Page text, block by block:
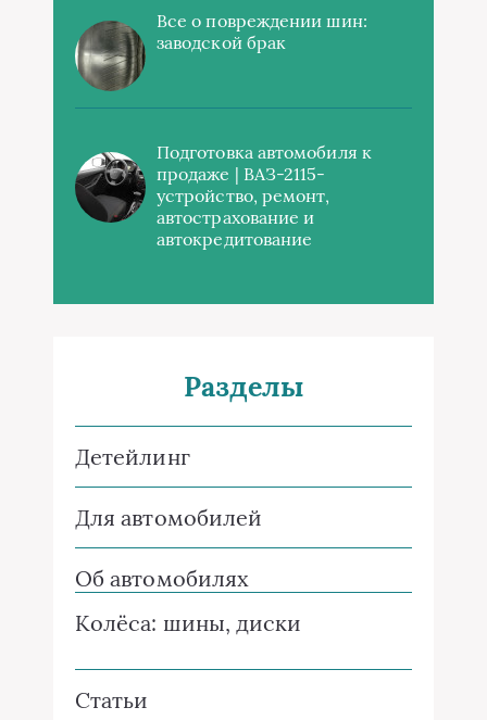
Все о повреждении шин:
заводской брак
Подготовка автомобиля к
продаже | ВАЗ-2115-
устройство, ремонт,
автострахование и
автокредитование
Разделы
Детейлинг
Для автомобилей
Об автомобилях
Колёса: шины, диски
Статьи